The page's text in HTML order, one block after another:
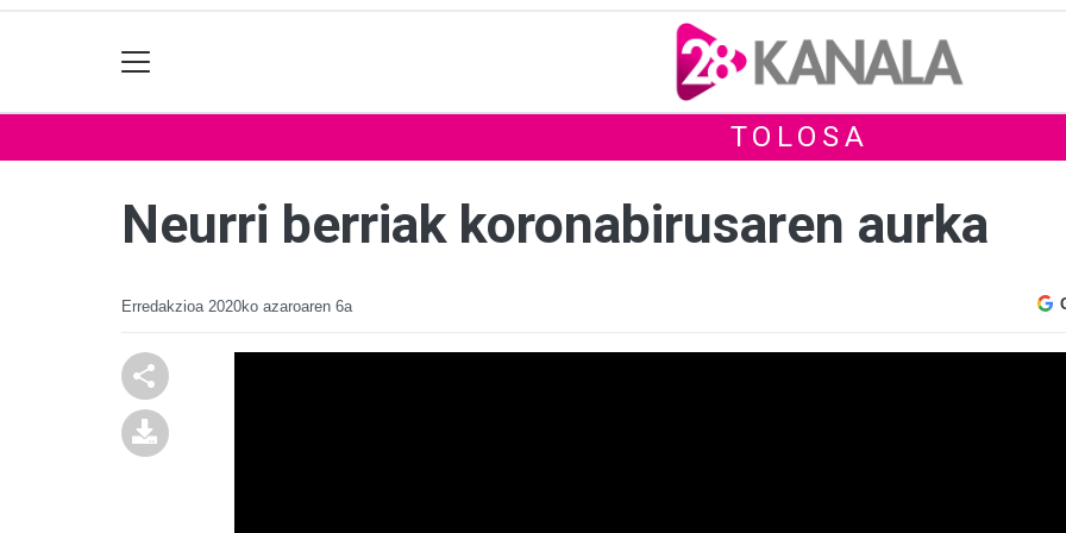
TOLOSA
Neurri berriak koronabirusaren aurka
Erredakzioa 2020ko azaroaren 6a